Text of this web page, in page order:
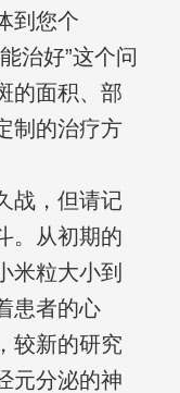
到您个
治好”这个问
的面积、部
制的治疗方
战，但请记
。从初期的
米粒大小到
患者的心
较新的研究
元分泌的神